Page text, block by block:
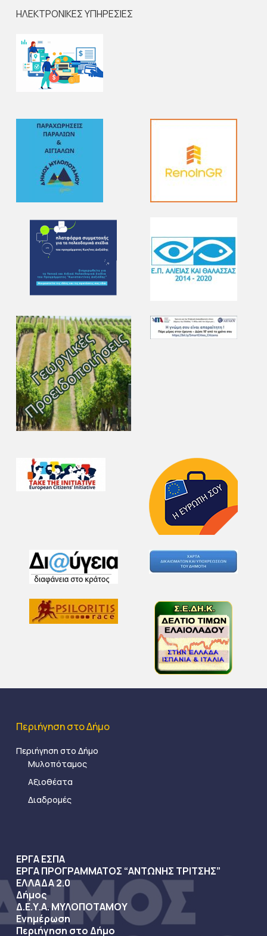
ΗΛΕΚΤΡΟΝΙΚΕΣ ΥΠΗΡΕΣΙΕΣ
Περιήγηση στο Δήμο
Περιήγηση στο Δήμο
Μυλοπόταμος
Αξιοθέατα
Διαδρομές
ΕΡΓΑ ΕΣΠΑ
ΕΡΓΑ ΠΡΟΓΡΑΜΜΑΤΟΣ “ΑΝΤΩΝΗΣ ΤΡΙΤΣΗΣ”
ΕΛΛΑΔΑ 2.0
Δήμος
Δ.Ε.Υ.Α. ΜΥΛΟΠΟΤΑΜΟΥ
Ενημέρωση
Περιήγηση στο Δήμο